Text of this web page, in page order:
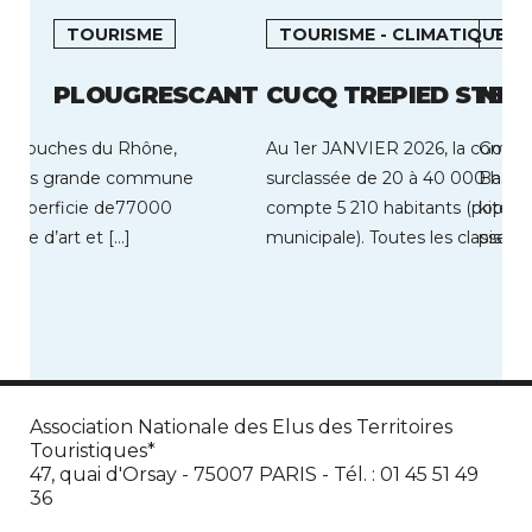
Bouches du Rhône,
grande commune
superficie de77000
d’art et […]
TOURISME
PLOUGRESCANT
TOURISME - CLIMATIQUE
CUCQ TREPIED
Au 1er JANVIER 2026, la
surclassée de 20 à 40 000
compte 5 210 habitants
municipale). Toutes les classes
Golfs,
Base
kite
Association Nationale des Elus des Territoires
Touristiques*
47, quai d'Orsay - 75007 PARIS - Tél. : 01 45 51 49
36